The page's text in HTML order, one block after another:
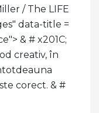
/ The LIFE
data-title =
& # x201C;
creativ, în
corect. & #